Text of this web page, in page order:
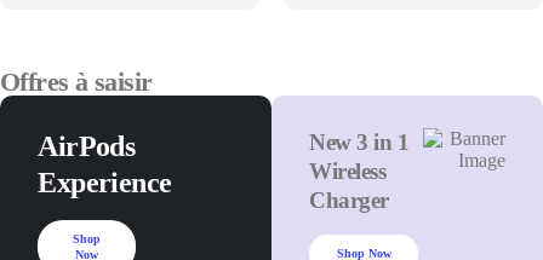
Offres à saisir
AirPods
Experience
Shop
Now
New 3 in 1
Wireless
Charger
Shop Now